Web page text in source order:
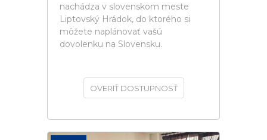
nachádza v slovenskom meste
Liptovský Hrádok, do ktorého si
môžete naplánovať vašú
dovolenku na Slovensku.
OVERIŤ DOSTUPNOSŤ